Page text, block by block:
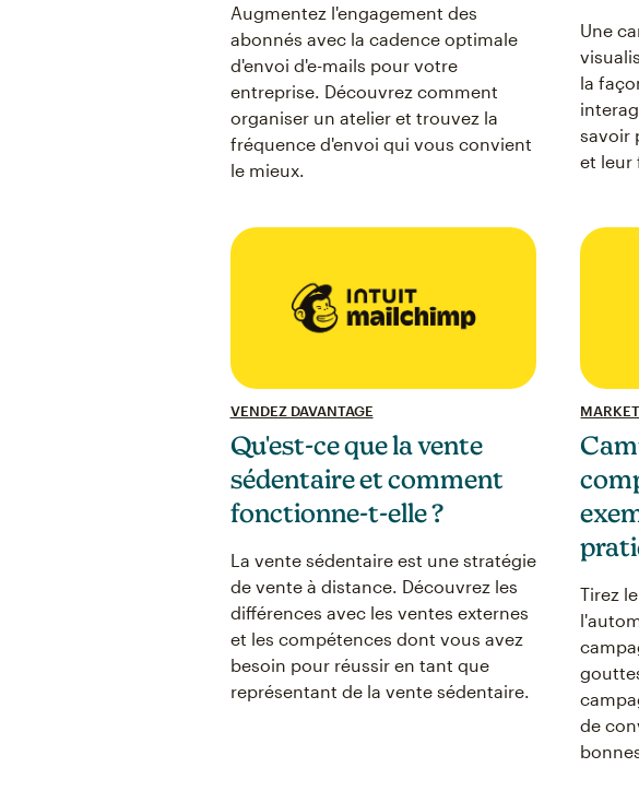
Augmentez l'engagement des
abonnés avec la cadence optimale
d'envoi d'e-mails pour votre
entreprise. Découvrez comment
organiser un atelier et trouvez la
fréquence d'envoi qui vous convient
le mieux.
Une
la
savoir
et leur
VENDEZ DAVANTAGE
Qu'est-ce que la vente
sédentaire et comment
fonctionne-t-elle ?
La vente sédentaire est une stratégie
de vente à distance. Découvrez les
différences avec les ventes externes
et les compétences dont vous avez
besoin pour réussir en tant que
représentant de la vente sédentaire.
Tirez
de